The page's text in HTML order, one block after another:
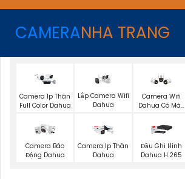
CAMERANHA TRANG
Camera Ip Thân
Full Color Dahua
Lắp Camera Wifi
Dahua
Camera Wifi
Dahua Có Màu
Camera Báo
Động Dahua
Camera Ip Thân
Dahua
Đầu Ghi Hình
Dahua H.265